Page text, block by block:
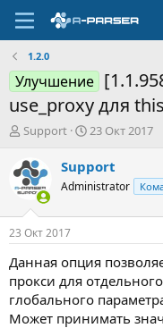
1.2.0
Улучшение
use_proxy для
А
т
о
р
т
е
м
ы
Support
Д
т
а
н
а
л
23 Окт 2017
Support
Administrator
23 Окт 2017
Данная опция
прокси для
глобального
Может принимать